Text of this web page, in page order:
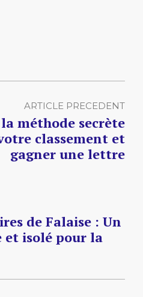
ARTICLE PRECEDENT
la méthode secrète
classement et
gagner une lettre
de Falaise : Un
et isolé pour la